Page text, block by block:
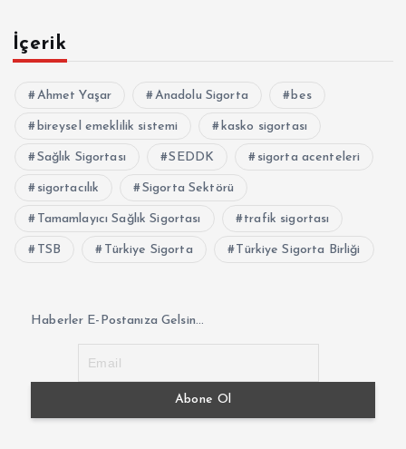
İçerik
Ahmet Yaşar Anadolu Sigorta bes
bireysel emeklilik sistemi kasko sigortası
Sağlık Sigortası SEDDK sigorta acenteleri
sigortacılık Sigorta Sektörü
Tamamlayıcı Sağlık Sigortası trafik sigortası
TSB Türkiye Sigorta Türkiye Sigorta Birliği
Haberler E-Postanıza Gelsin...